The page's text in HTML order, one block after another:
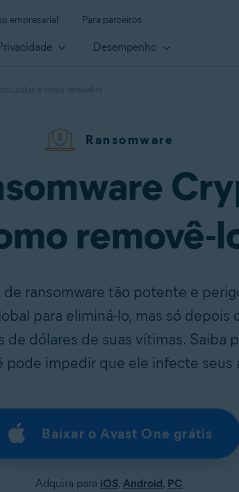
empresarial Para parceiros
Desempenho
e como removê-lo
Ransomware
removê-
ransomware tão potente e
para eliminá-lo, mas só depois
de dólares de suas vítimas. Saiba
impedir que ele infecte seus
Baixar o Avast One grátis
Adquira para iOS, Android, PC